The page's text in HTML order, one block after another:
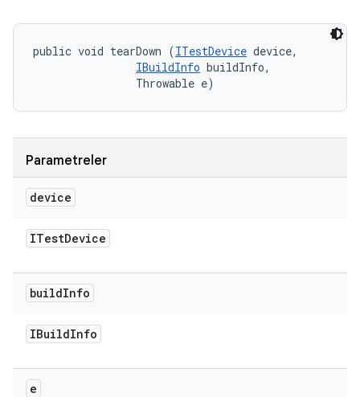
public void tearDown (ITestDevice device,
IBuildInfo buildInfo,
                Throwable e)
Parametreler
device
ITestDevice
buildInfo
IBuildInfo
e